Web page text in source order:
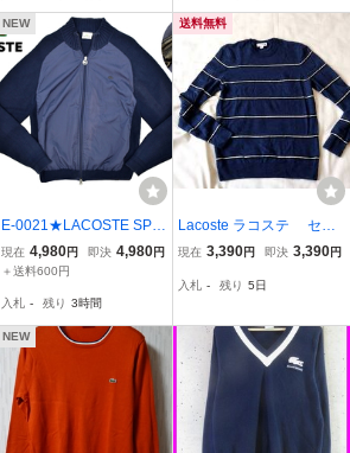
NEW
E-0021★LACOSTE SPO
RT ラコステ スポーツ★
ネイビー紺色 ワニロゴ 切
セーター ジャケット ジャ
ンパー 4
現在 4,980円 即決 4,980円
＋送料600円
入札 - 残り 3時間
送料無料
Lacoste ラコステ セー
ター ３
現在 3,390円 即決 3,390円
入札 - 残り 5日
NEW